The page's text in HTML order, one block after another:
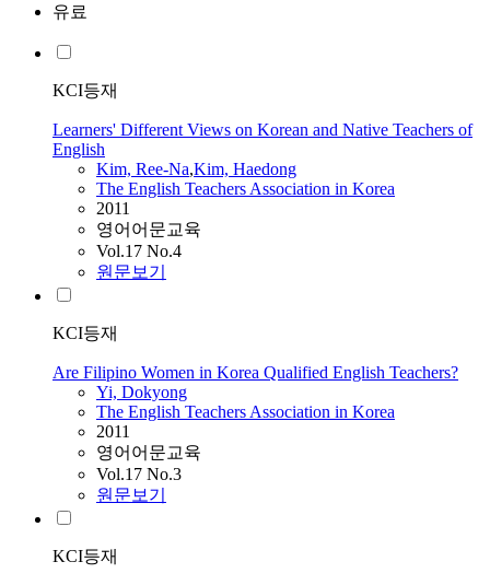
유료
KCI등재
Learners' Different Views on Korean and Native Teachers of
English
Kim, Ree-Na,Kim, Haedong
The English Teachers Association in Korea
2011
영어어문교육
Vol.17 No.4
원문보기
KCI등재
Are Filipino Women in Korea Qualified English Teachers?
Yi, Dokyong
The English Teachers Association in Korea
2011
영어어문교육
Vol.17 No.3
원문보기
KCI등재